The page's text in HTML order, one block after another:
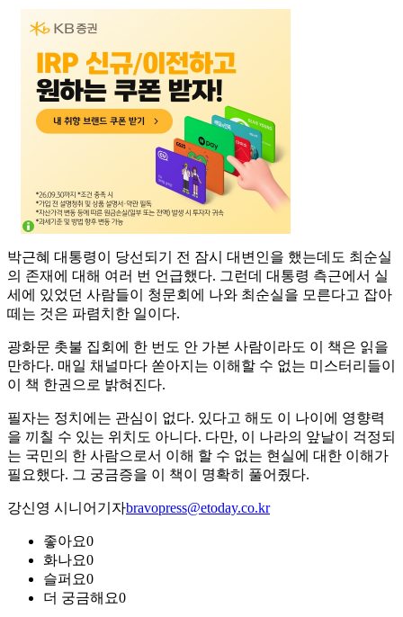
박근혜 대통령이 당선되기 전 잠시 대변인을 했는데도 최순실
의 존재에 대해 여러 번 언급했다. 그런데 대통령 측근에서 실
세에 있었던 사람들이 청문회에 나와 최순실을 모른다고 잡아
떼는 것은 파렴치한 일이다.
광화문 촛불 집회에 한 번도 안 가본 사람이라도 이 책은 읽을
만하다. 매일 채널마다 쏟아지는 이해할 수 없는 미스터리들이
이 책 한권으로 밝혀진다.
필자는 정치에는 관심이 없다. 있다고 해도 이 나이에 영향력
을 끼칠 수 있는 위치도 아니다. 다만, 이 나라의 앞날이 걱정되
는 국민의 한 사람으로서 이해 할 수 없는 현실에 대한 이해가
필요했다. 그 궁금증을 이 책이 명확히 풀어줬다.
강신영 시니어기자bravopress@etoday.co.kr
좋아요0
화나요0
슬퍼요0
더 궁금해요0